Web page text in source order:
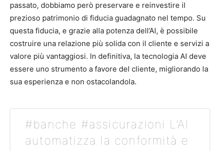
passato, dobbiamo però preservare e reinvestire il
prezioso patrimonio di fiducia guadagnato nel tempo. Su
questa fiducia, e grazie alla potenza dell’AI, è possibile
costruire una relazione più solida con il cliente e servizi a
valore più vantaggiosi. In definitiva, la tecnologia AI deve
essere uno strumento a favore del cliente, migliorando la
sua esperienza e non ostacolandola.
#banche #assicurazioni L’AI
automatizza la conformità e